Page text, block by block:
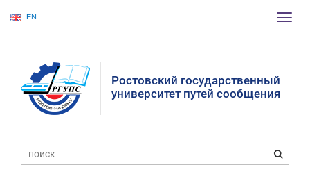
EN
Ростовский государственный
университет путей сообщения